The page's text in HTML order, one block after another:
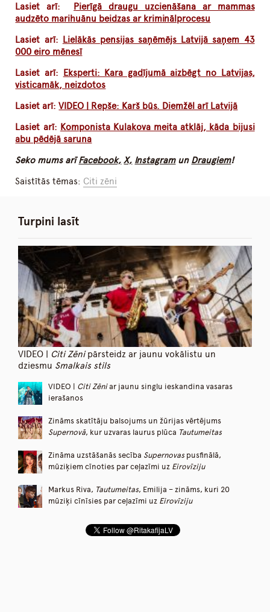
Lasiet arī: Pierīgā draugu uzcienāšana ar mammas
audzēto marihuānu beidzas ar kriminālprocesu
Lasiet arī: Lielākās pensijas saņēmējs Latvijā saņem 43
000 eiro mēnesī
Lasiet arī: Eksperti: Kara gadījumā aizbēgt no Latvijas,
visticamāk, neizdotos
Lasiet arī:VIDEO | Repše: Karš būs. Diemžēl arī Latvijā
Lasiet arī: Komponista Kulakova meita atklāj, kāda bijusi
abu pēdējā saruna
Seko mums arīFacebook, X, Instagramun Draugiem!
Saistītās tēmas: Citi zēni
Turpini lasīt
VIDEO | Citi Zēnipārsteidz ar jaunu vokālistu un
dziesmu Smalkais stils
VIDEO | Citi Zēniar jaunu singlu ieskandina vasaras
ierašanos
Zināms skatītāju balsojums un žūrijas vērtējums
Supernovā, kur uzvaras laurus plūca Tautumeitas
Zināma uzstāšanās secība Supernovaspusfinālā,
mūziķiem cīnoties par ceļazīmi uz Eirovīziju
Markus Riva, Tautumeitas, Emilija – zināms, kuri 20
mūziķi cīnīsies par ceļazīmi uz Eirovīziju